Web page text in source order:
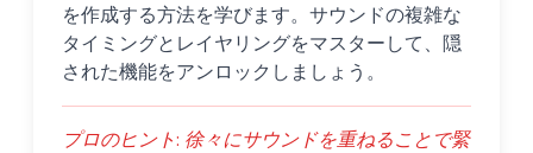
を作成する方法を学びます。サウンドの複雑な
タイミングとレイヤリングをマスターして、隠
された機能をアンロックしましょう。
プロのヒント: 徐々にサウンドを重ねることで緊